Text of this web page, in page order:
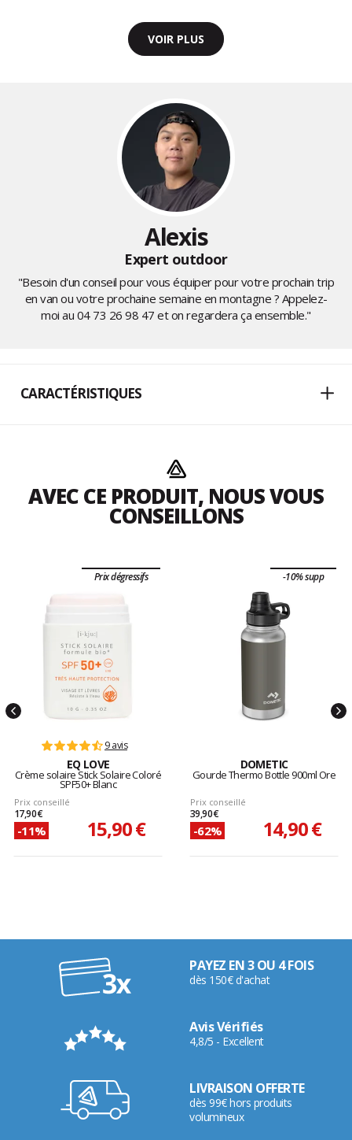
VOIR PLUS
Alexis
Expert outdoor
"Besoin d'un conseil pour vous équiper pour votre prochain trip
en van ou votre prochaine semaine en montagne ? Appelez-
moi au 04 73 26 98 47 et on regardera ça ensemble."
CARACTÉRISTIQUES
AVEC CE PRODUIT, NOUS VOUS
CONSEILLONS
Prix dégressifs
9 avis
EQ LOVE
Crème solaire Stick Solaire Coloré
SPF50+ Blanc
Prix conseillé
17,90 €
-11% 15,90 €
-10% supp
DOMETIC
Gourde Thermo Bottle 900ml Ore
Prix conseillé
39,90 €
-62% 14,90 €
PAYEZ EN 3 OU 4 FOIS
dès 150€ d'achat
Avis Vérifiés
4,8/5 - Excellent
LIVRAISON OFFERTE
dès 99€ hors produits
volumineux